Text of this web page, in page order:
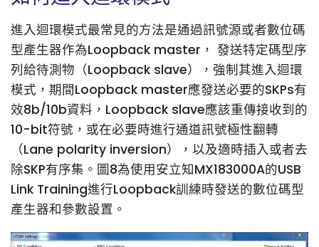
進入迴環模式最常見的方法是通過訊號源或者數位碼
型產生器作為Loopback master， 發送特定碼型序
列給待測物（Loopback slave），強制其進入迴環
模式，期間Loopback master應發送必要的SKPs有
效8b/10b資料，Loopback slave應該重傳接收到的
10-bit符號，或在必要時進行通道訊號極性翻轉
（Lane polarity inversion），以及適時插入或者去
除SKP有序集。圖8為使用安立知MX183000A的USB
Link Training進行Loopback訓練時發送的數位碼型
產生器和參數設置。